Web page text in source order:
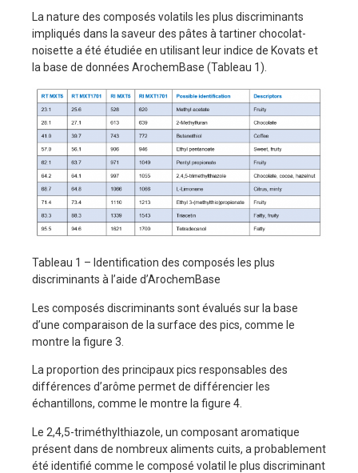
La nature des composés volatils les plus discriminants
impliqués dans la saveur des pâtes à tartiner chocolat-
noisette a été étudiée en utilisant leur indice de Kovats et
la base de données ArochemBase (Tableau 1).
Tableau 1 – Identification des composés les plus
discriminants à l’aide d’ArochemBase
Les composés discriminants sont évalués sur la base
d’une comparaison de la surface des pics, comme le
montre la figure 3.
La proportion des principaux pics responsables des
différences d’arôme permet de différencier les
échantillons, comme le montre la figure 4.
Le 2,4,5-triméthylthiazole, un composant aromatique
présent dans de nombreux aliments cuits, a probablement
été identifié comme le composé volatil le plus discriminant